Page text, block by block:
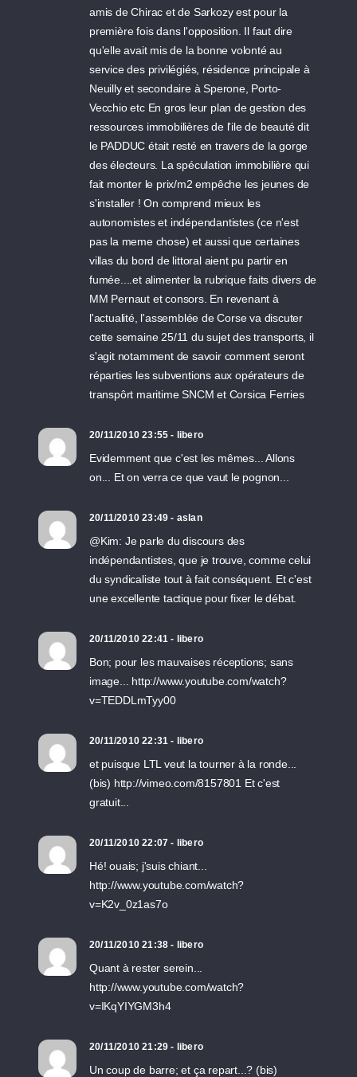
amis de Chirac et de Sarkozy est pour la
première fois dans l'opposition. Il faut dire
qu'elle avait mis de la bonne volonté au
service des privilégiés, résidence principale à
Neuilly et secondaire à Sperone, Porto-
Vecchio etc En gros leur plan de gestion des
ressources immobilières de l'ile de beauté dit
le PADDUC était resté en travers de la gorge
des électeurs. La spéculation immobilière qui
fait monter le prix/m2 empêche les jeunes de
s'installer ! On comprend mieux les
autonomistes et indépendantistes (ce n'est
pas la meme chose) et aussi que certaines
villas du bord de littoral aient pu partir en
fumée....et alimenter la rubrique faits divers de
MM Pernaut et consors. En revenant à
l'actualité, l'assemblée de Corse va discuter
cette semaine 25/11 du sujet des transports, il
s'agit notamment de savoir comment seront
réparties les subventions aux opérateurs de
transpôrt maritime SNCM et Corsica Ferries
20/11/2010 23:55 - libero
Evidemment que c'est les mêmes... Allons
on... Et on verra ce que vaut le pognon...
20/11/2010 23:49 - aslan
@Kim: Je parle du discours des
indépendantistes, que je trouve, comme celui
du syndicaliste tout à fait conséquent. Et c'est
une excellente tactique pour fixer le débat.
20/11/2010 22:41 - libero
Bon; pour les mauvaises réceptions; sans
image... http://www.youtube.com/watch?
v=TEDDLmTyy00
20/11/2010 22:31 - libero
et puisque LTL veut la tourner à la ronde...
(bis) http://vimeo.com/8157801 Et c'est
gratuit...
20/11/2010 22:07 - libero
Hé! ouais; j'suis chiant...
http://www.youtube.com/watch?
v=K2v_0z1as7o
20/11/2010 21:38 - libero
Quant à rester serein...
http://www.youtube.com/watch?
v=IKqYIYGM3h4
20/11/2010 21:29 - libero
Un coup de barre; et ça repart...? (bis)